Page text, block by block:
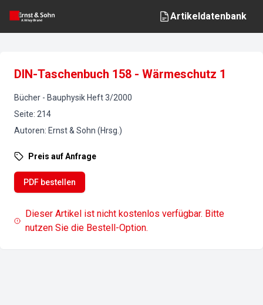
Artikeldatenbank
DIN-Taschenbuch 158 - Wärmeschutz 1
Bücher - Bauphysik Heft3/2000
Seite: 214
Autoren: Ernst & Sohn (Hrsg.)
Preis auf Anfrage
PDF bestellen
Dieser Artikel ist nicht kostenlos verfügbar. Bitte
nutzen Sie die Bestell-Option.